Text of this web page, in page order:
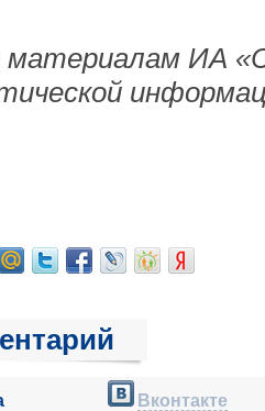
материалам ИА
Вконтакте